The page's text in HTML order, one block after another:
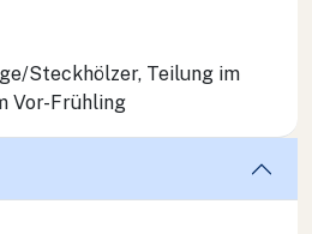
Steckhölzer, Teilung im
Vor-Frühling